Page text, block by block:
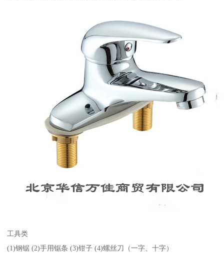
工具类
(1)钢锯 (2)手用锯条 (3)钳子 (4)螺丝刀（一字、十字）